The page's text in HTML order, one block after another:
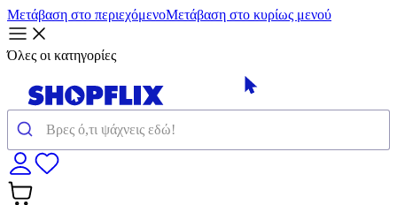
Μετάβαση στο περιεχόμενοΜετάβαση στο κυρίως μενού
Όλες οι κατηγορίες